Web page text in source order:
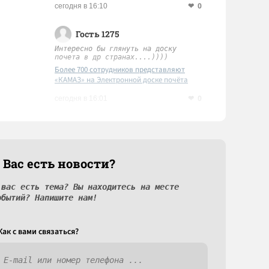
сегодня в 16:10 0
Гость 1275
Интересно бы глянуть на доску
почета в др странах....))))
Более 700 сотрудников представляют
«КАМАЗ» на Электронной доске почёта
есть новости?
есть тема? Вы находитесь на месте
Напишите нам!
c вами связаться?